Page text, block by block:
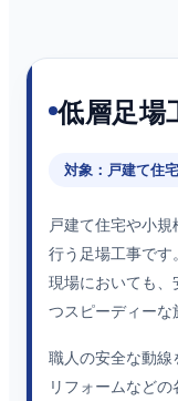
低層足場
対象：戸建て住
戸建て住宅や小
行う足場工事で
現場においても
つスピーディーな
職人の安全な動線
リフォームなど